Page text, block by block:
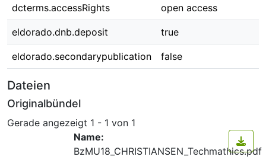
dcterms.accessRights open access
eldorado.dnb.deposit true
eldorado.secondarypublication false
Dateien
Originalbündel
Gerade angezeigt 1 - 1 von 1
Name:
BzMU18_CHRISTIANSEN_Techmathics.pdf